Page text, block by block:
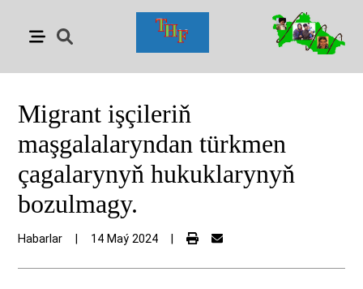
Migrant işçileriň
maşgalalaryndan türkmen
çagalarynyň hukuklarynyň
bozulmagy.
Habarlar 14 Maý 2024